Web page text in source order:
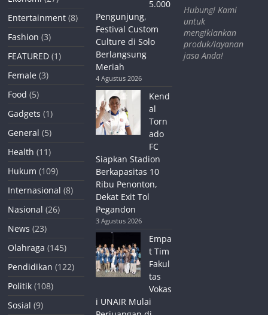
Entertainment (8)
Fashion (3)
FEATURED (1)
Female (3)
Food (5)
Gadgets (1)
General (5)
Health (11)
Hukum (109)
Internasional (8)
Nasional (26)
News (23)
Olahraga (145)
Pendidikan (122)
Politik (108)
Sosial (9)
5.000
Pengunjung,
Festival Custom
Culture di Solo
Berlangsung
Meriah
4 Agustus 2026
Kend
al
Torn
ado
FC
Siapkan Stadion
Berkapasitas 10
Ribu Penonton,
Dekat Exit Tol
Pegandon
3 Agustus 2026
Empa
t Tim
Fakul
tas
Vokas
i UNAIR Mulai
Hubungi Kami
untuk
mengiklankan
produk/layanan
jasa Anda!